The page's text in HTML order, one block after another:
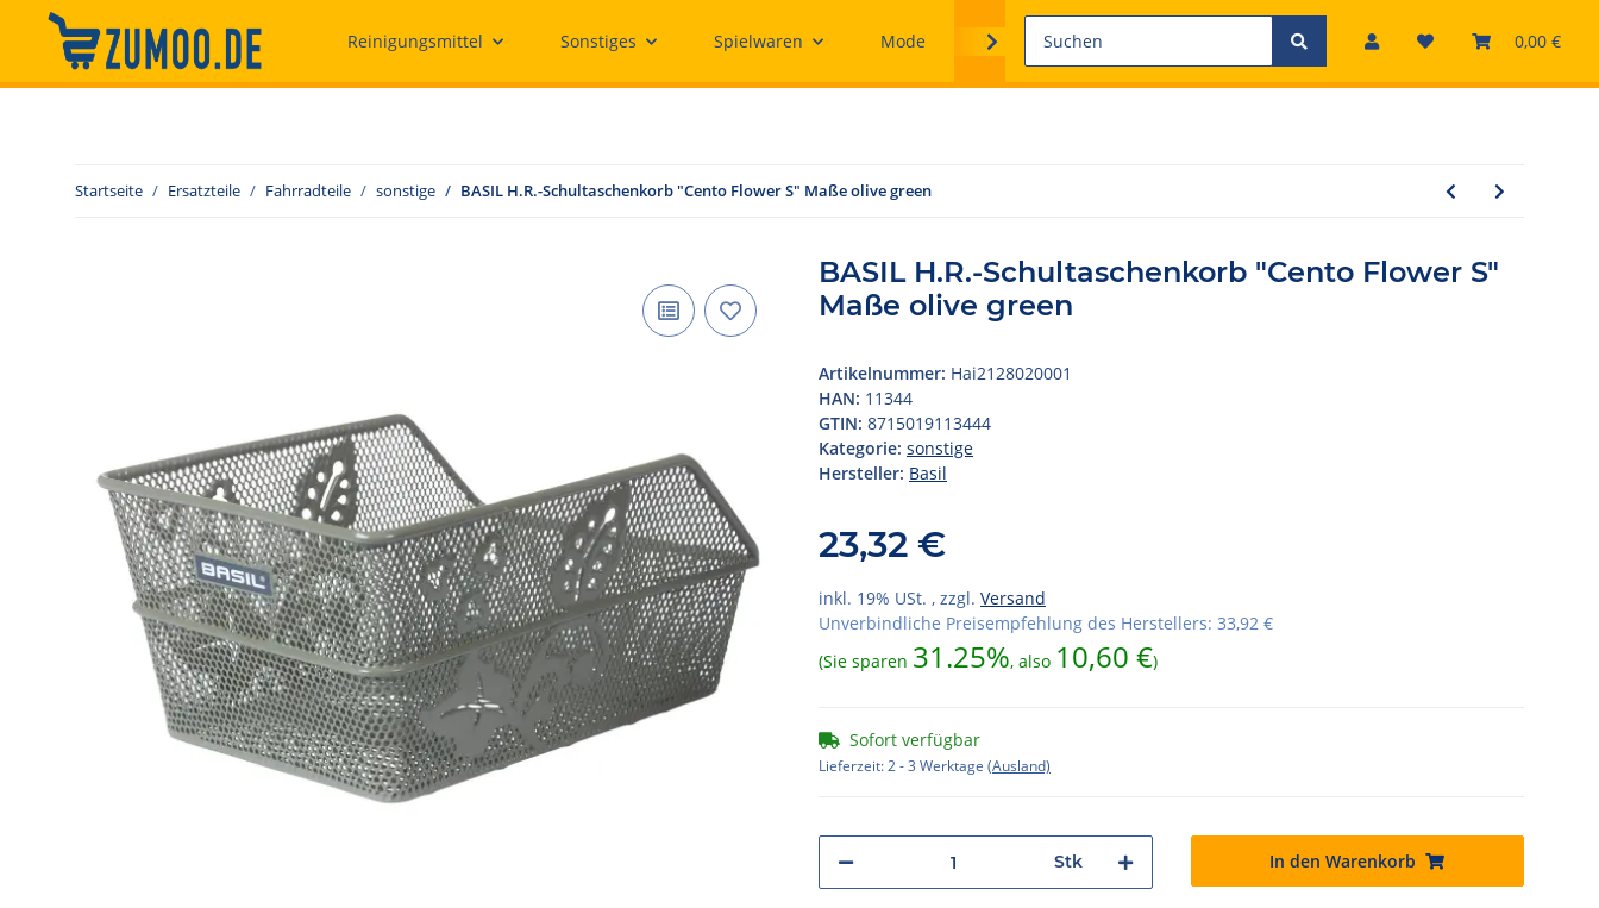
0,00 €
Reinigungsmittel Sonstiges Spielwaren Mode Ersatzteile
Startseite Ersatzteile Fahrradteile sonstige BASIL H.R.-Schultaschenkorb "Cento Flower S" Maße olive green
BASIL H.R.-Schultaschenkorb "Cento Flower S"
Maße olive green
Artikelnummer: Hai2128020001
HAN: 11344
GTIN: 8715019113444
Kategorie: sonstige
Hersteller: Basil
23,32 €
inkl. 19% USt. , zzgl. Versand
Unverbindliche Preisempfehlung des Herstellers: 33,92 €
(Sie sparen 31.25%, also 10,60 €)
Sofort verfügbar
Lieferzeit:2 - 3 Werktage (Ausland)
Stk In den Warenkorb